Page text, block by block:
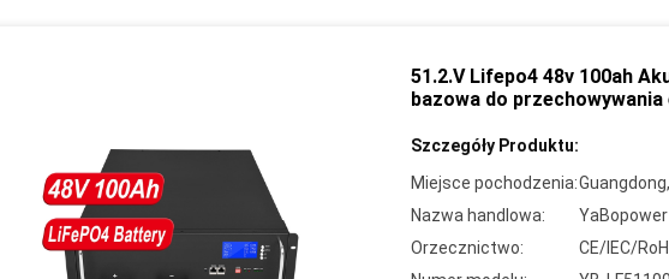
51.2.V Lifepo4 48v 100ah
bazowa do
Szczegóły Produktu:
Miejsce pochodzenia:
Nazwa handlowa:
YaBopower
Orzecznictwo:
CE/IEC/